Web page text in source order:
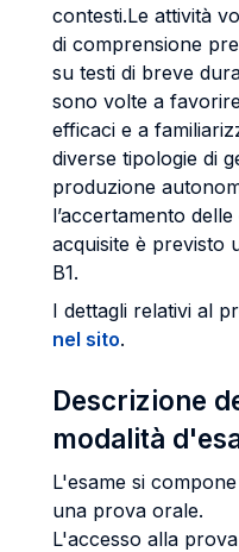
contesti.Le attività
di comprensione
su testi di breve
sono volte a
efficaci e a
diverse tipologie di
produzione
l’accertamento
acquisite è previsto
B1.
I dettagli relativi al
nel sito.
Descrizione
modalità
L'esame si
una prova orale.
L'accesso alla